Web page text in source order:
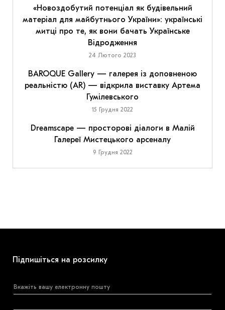
«Новоздобутий потенціал як будівельний
матеріал для майбутнього України»: українські
митці про те, як вони бачать Українське
Відродження
24 Лютого 2023
BAROQUE Gallery — галерея із доповненою
реальністю (AR) — відкрила виставку Артема
Гумілевського
15 Грудня 2022
Dreamscape — просторові діалоги в Малій
Галереї Мистецького арсеналу
9 Грудня 2022
Підпишіться на розсилку